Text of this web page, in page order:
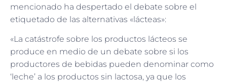
mencionado ha despertado el debate sobre el
etiquetado de las alternativas «lácteas»:
«La catástrofe sobre los productos lácteos se
produce en medio de un debate sobre si los
productores de bebidas pueden denominar como
‘leche’ a los productos sin lactosa, ya que los